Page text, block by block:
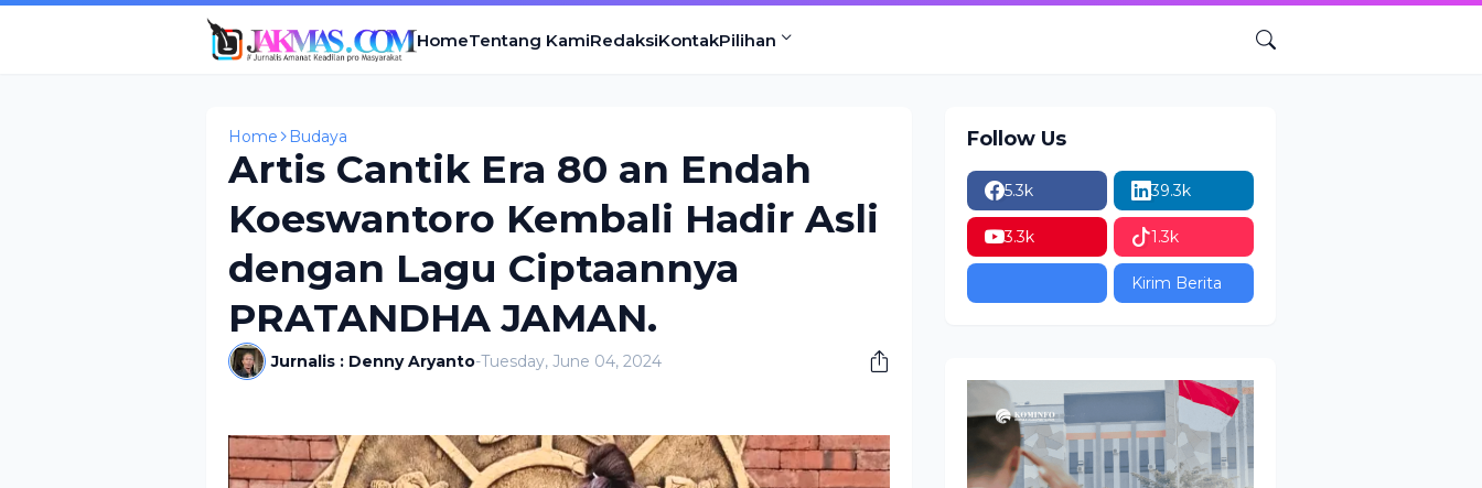
HomeTentang KamiRedaksiKontakPilihan
Home Budaya
Artis Cantik Era 80 an Endah
Koeswantoro Kembali Hadir Asli
dengan Lagu Ciptaannya
PRATANDHA JAMAN.
Jurnalis : Denny Aryanto-Tuesday, June 04, 2024
Follow Us
5.3k 39.3k
3.3k 1.3k
Kirim Berita